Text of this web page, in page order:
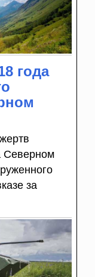
года
Северном
за